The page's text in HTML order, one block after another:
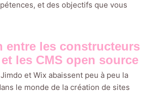
et des objectifs que vous
entre les constructeurs
les CMS open source
et Wix abaissent peu à peu la
le monde de la création de sites